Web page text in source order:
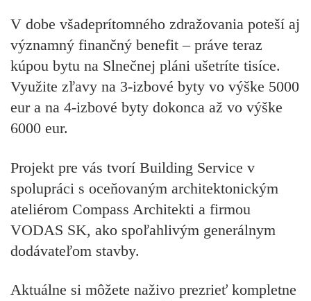
V dobe všadeprítomného zdražovania poteší aj
významný finančný benefit – práve teraz
kúpou bytu na Slnečnej pláni ušetríte tisíce.
Využite zľavy na 3-izbové byty vo výške 5000
eur a na 4-izbové byty dokonca až vo výške
6000 eur.
Projekt pre vás tvorí Building Service v
spolupráci s oceňovaným architektonickým
ateliérom Compass Architekti a firmou
VODAS SK, ako spoľahlivým generálnym
dodávateľom stavby.
Aktuálne si môžete naživo prezrieť kompletne